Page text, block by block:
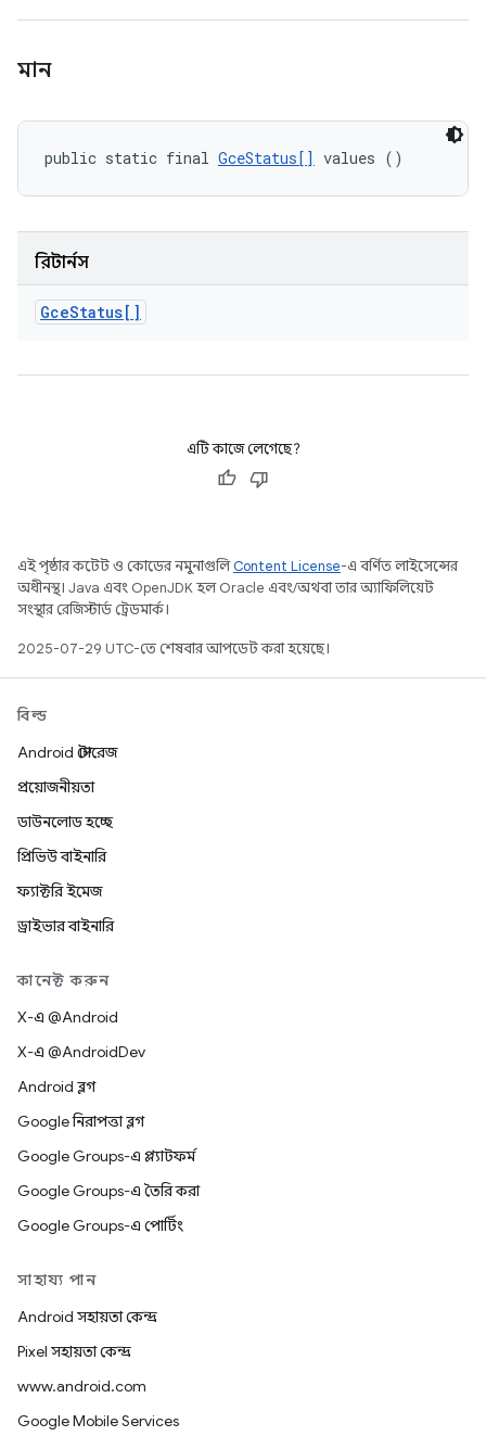
মান
public static final GceStatus[] values ()
রিটার্নস
GceStatus[]
এটি কাজে লেগেছে?
এই পৃষ্ঠার কন্টেন্ট ও কোডের নমুনাগুলিContent License-এ বর্ণিত লাইসেন্সের
অধীনস্থ। Java এবং OpenJDK হল Oracle এবং/অথবা তার অ্যাফিলিয়েট
সংস্থার রেজিস্টার্ড ট্রেডমার্ক।
2025-07-29 UTC-তে শেষবার আপডেট করা হয়েছে।
বিল্ড
Android স্টোরেজ
প্রয়োজনীয়তা
ডাউনলোড হচ্ছে
প্রিভিউ বাইনারি
ফ্যাক্টরি ইমেজ
ড্রাইভার বাইনারি
কানেক্ট করুন
X-এ @Android
X-এ @AndroidDev
Android ব্লগ
Google নিরাপত্তা ব্লগ
Google Groups-এ প্ল্যাটফর্ম
Google Groups-এ তৈরি করা
Google Groups-এ পোর্টিং
সাহায্য পান
Android সহায়তা কেন্দ্র
Pixel সহায়তা কেন্দ্র
www.android.com
Google Mobile Services